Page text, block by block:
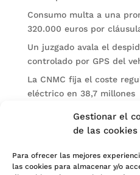
Gestionar el
de las cookies
Para ofrecer las mejores
las cookies para almacenar y/o
Consumo multa a una
320.000 euros por
Un juzgado avala el
controlado por GPS del
La CNMC fija el coste
eléctrico en 38,7 millones
El BOE publica sanciones
Categorías